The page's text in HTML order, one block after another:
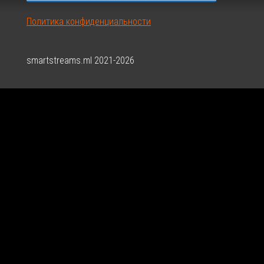
Политика конфиденциальности
smartstreams.ml 2021-2026